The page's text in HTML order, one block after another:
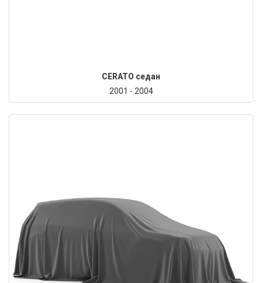
CERATO седан
2001 - 2004